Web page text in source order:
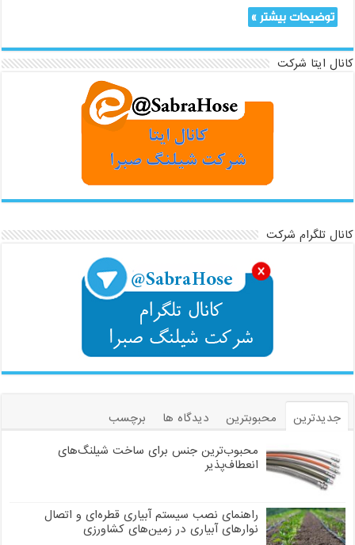
توضیحات بیشتر »
کانال ایتا شرکت
کانال تلگرام شرکت
جدیدترین محبوبترین دیدگاه ها
برچسب
محبوب‌ترین جنس برای ساخت شیلنگ‌های
انعطاف‌پذیر
راهنمای نصب سیستم آبیاری قطره‌ای و اتصال
نوارهای آبیاری در زمین‌های کشاورزی